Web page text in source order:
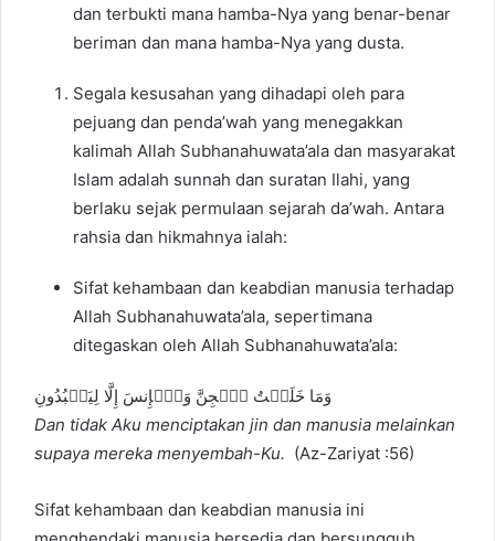
dan terbukti mana hamba-Nya yang benar-benar
beriman dan mana hamba-Nya yang dusta.
Segala kesusahan yang dihadapi oleh para
pejuang dan penda’wah yang menegakkan
kalimah Allah Subhanahuwata’ala dan masyarakat
Islam adalah sunnah dan suratan Ilahi, yang
berlaku sejak permulaan sejarah da’wah. Antara
rahsia dan hikmahnya ialah:
Sifat kehambaan dan keabdian manusia terhadap
Allah Subhanahuwata’ala, sepertimana
ditegaskan oleh Allah Subhanahuwata’ala:
وَمَا خَلَقۡتُ ٱلۡجِنَّ وَٱلۡإِنسَ إِلَّا لِيَعۡبُدُونِ
Dan tidak Aku menciptakan jin dan manusia melainkan
supaya mereka menyembah-Ku. (Az-Zariyat :56)
Sifat kehambaan dan keabdian manusia ini